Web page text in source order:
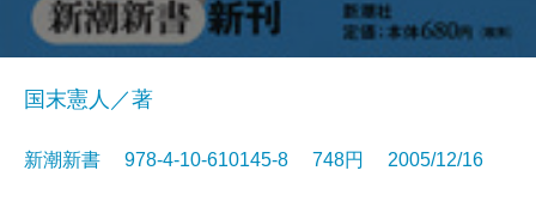
国末憲人／著
新潮新書 978-4-10-610145-8 748円 2005/12/16